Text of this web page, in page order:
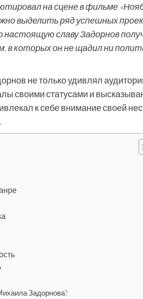
на сцене в фильме
выделить ряд успешных
настоящую славу Задорнов
которых он не щадил ни
не только удивлял
своими статусами и
к себе внимание своей
Задорнова?